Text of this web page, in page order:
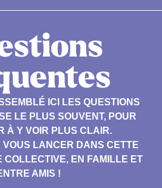
ICI LES QUESTIONS
LE PLUS SOUVENT, POUR
À Y VOIR PLUS CLAIR.
VOUS LANCER DANS CETTE
COLLECTIVE, EN FAMILLE ET
AMIS !